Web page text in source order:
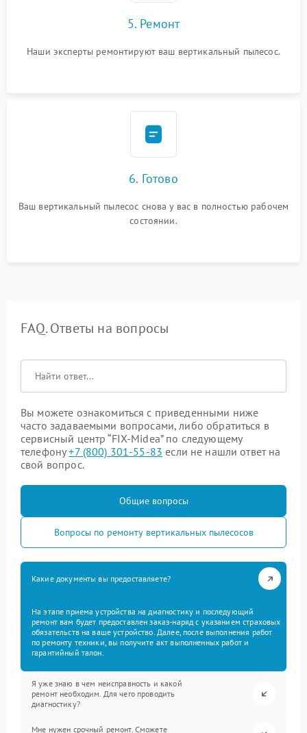
5. Ремонт
Наши эксперты ремонтируют ваш вертикальный пылесос.
6. Готово
Ваш вертикальный пылесос снова у вас в полностью рабочем
состоянии.
FAQ. Ответы на вопросы
Вы можете ознакомиться с приведенными ниже
часто задаваемыми вопросами, либо обратиться в
сервисный центр “FIX-Midea” по следующему
телефону+7 (800) 301-55-83 если не нашли ответ на
свой вопрос.
Общие вопросы
Вопросы по ремонту вертикальных пылесосов
Какие документы вы предоставляете?
На этапе приема устройства на диагностику и последующий
ремонт вам будет предоставлен заказ-наряд с указанием страховых
обязательств на ваше устройство. Далее, после выполнения работ
по ремонту техники, вы получите акт выполненных работ и
гарантийный талон.
Я уже знаю в чем неисправность и какой
ремонт необходим. Для чего проводить
диагностику?
Мне нужен срочный ремонт. Сможете